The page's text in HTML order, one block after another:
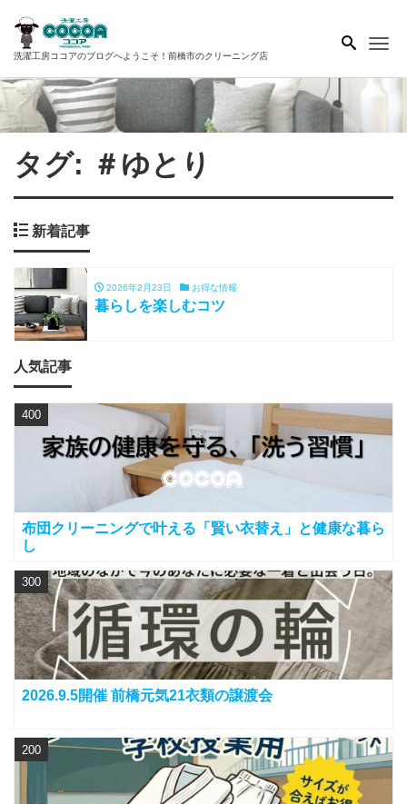
洗濯工房ココアのブログへようこそ！前橋市のクリーニング店
タグ: ＃ゆとり
新着記事
2026年2月23日 お得な情報
暮らしを楽しむコツ
人気記事
布団クリーニングで叶える「賢い衣替え」と健康な暮ら
し
400
2026.9.5開催 前橋元気21衣類の譲渡会
300
200